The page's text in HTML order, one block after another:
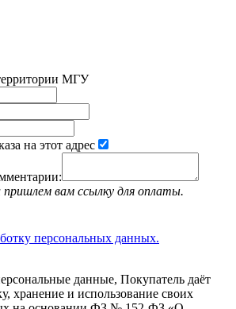
МГУ
на этот адрес
пришлем вам ссылку для оплаты.
персональных данных.
данные, Покупатель даёт
хранение и использование своих